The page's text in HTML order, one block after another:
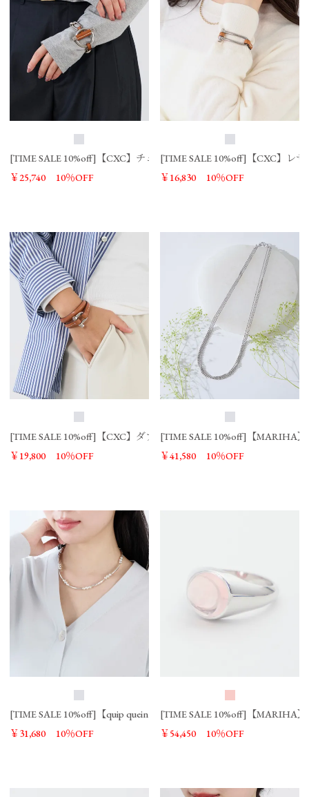
[TIME SALE 10%off]【CXC】チェーン×レザーブレスレット/
￥25,740
10％OFF
[TIME SALE 10%off]【CXC】レ
￥16,830
10％OFF
[TIME SALE 10%off]【CXC】ダブルレザーブレスレット/0325310077
￥19,800
10％OFF
[TIME SALE 10%off]【MARIHA】
￥41,580
10％OFF
[TIME SALE 10%off]【quip queint】ボウリングトライブカーブネック
￥31,680
10％OFF
[TIME SALE 10%off]【MARIHA】
￥54,450
10％OFF